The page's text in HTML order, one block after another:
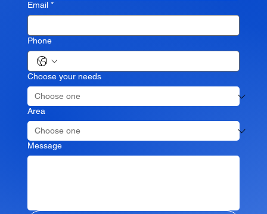
Email *
Phone
Choose your needs
Area
Message